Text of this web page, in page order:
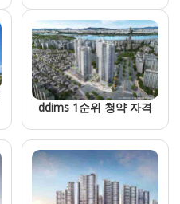
ddims 1순위 청약 자격